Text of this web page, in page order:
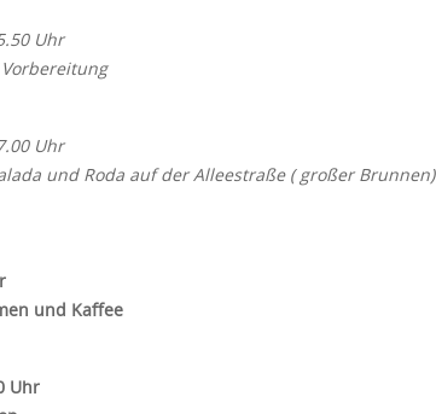
Uhr
Uhr
und Roda auf der Alleestraße ( großer Brunnen)
und Kaffee
Uhr